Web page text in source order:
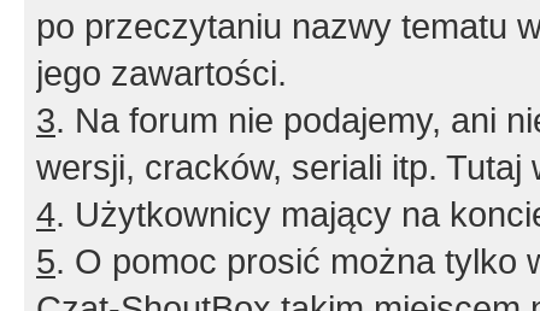
po przeczytaniu nazwy tematu
jego zawartości.
3. Na forum nie podajemy, ani
wersji, cracków, seriali itp. Tutaj
4. Użytkownicy mający na
5. O pomoc prosić można tylko